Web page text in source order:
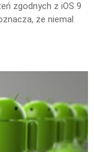
zgodnych z iOS 9
że niemal